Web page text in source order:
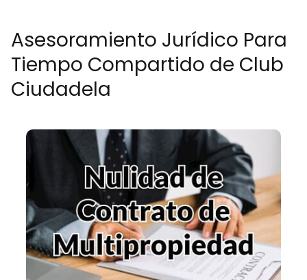
Asesoramiento Jurídico Para
Tiempo Compartido de Club
Ciudadela